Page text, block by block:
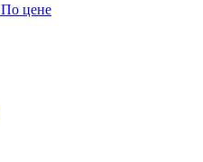
По цене